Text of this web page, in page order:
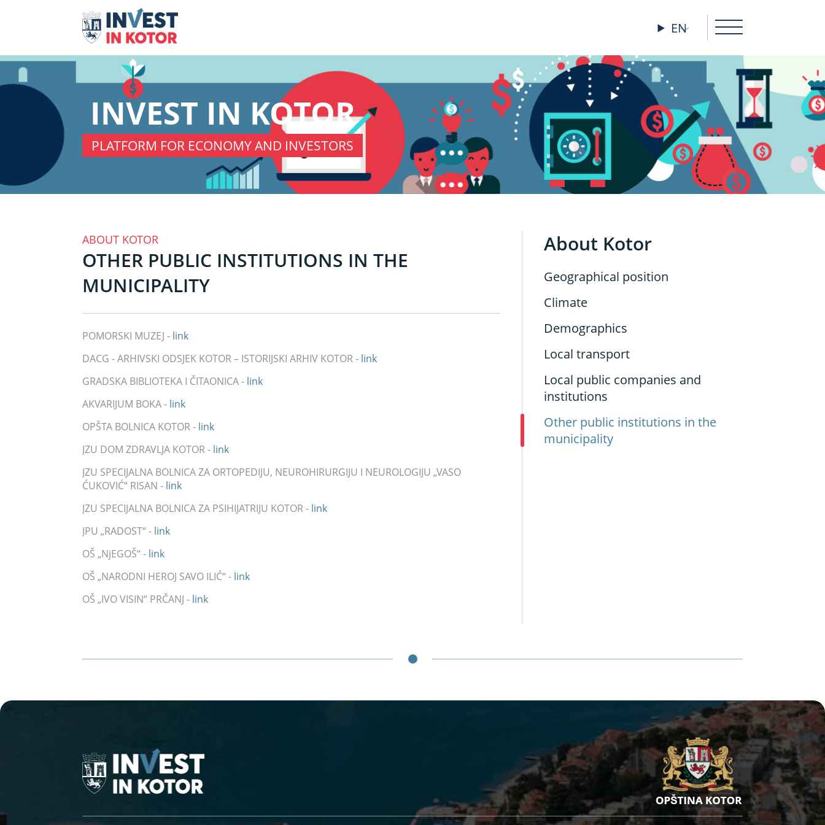
EN
INVEST IN KOTOR
PLATFORM FOR ECONOMY AND INVESTORS
ABOUT KOTOR
OTHER PUBLIC INSTITUTIONS IN THE
MUNICIPALITY
POMORSKI MUZEJ - link
DACG - ARHIVSKI ODSJEK KOTOR – ISTORIJSKI ARHIV KOTOR - link
GRADSKA BIBLIOTEKA I ČITAONICA - link
AKVARIJUM BOKA - link
OPŠTA BOLNICA KOTOR - link
JZU DOM ZDRAVLJA KOTOR - link
JZU SPECIJALNA BOLNICA ZA ORTOPEDIJU, NEUROHIRURGIJU I NEUROLOGIJU „VASO
ĆUKOVIĆ“ RISAN - link
JZU SPECIJALNA BOLNICA ZA PSIHIJATRIJU KOTOR - link
JPU „RADOST“ - link
OŠ „NjEGOŠ“ - link
OŠ „NARODNI HEROJ SAVO ILIĆ“ - link
OŠ „IVO VISIN“ PRČANJ - link
POMORSKI FAKULTET KOTOR -
INSTITUT ZA BIOLOGIJU MORA -
About Kotor
Geographical position
Climate
Demographics
Local transport
Local public companies and
institutions
Other public institutions in the
municipality